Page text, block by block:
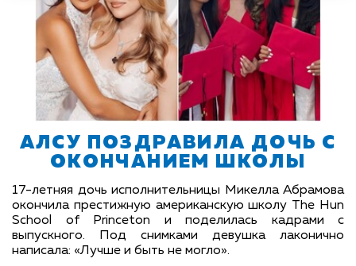
АЛСУ ПОЗДРАВИЛА ДОЧЬ С
ОКОНЧАНИЕМ ШКОЛЫ
17-летняя дочь исполнительницы Микелла Абрамова
окончила престижную американскую школу The Hun
School of Princeton и поделилась кадрами с
выпускного. Под снимками девушка лаконично
написала: «Лучше и быть не могло».